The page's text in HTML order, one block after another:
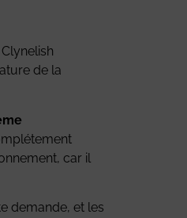
de la
car il
demande, et les